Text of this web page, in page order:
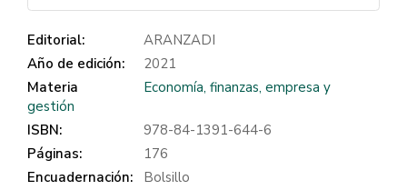
Editorial:
ARANZADI
Año de edición:
2021
Materia
Economía, finanzas, empresa y
gestión
ISBN:
978-84-1391-644-6
Páginas:
176
Encuadernación:
Bolsillo